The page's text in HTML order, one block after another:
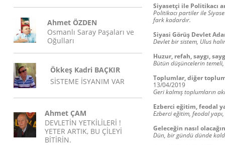
Ahmet ÖZDEN
Osmanlı Saray Paşaları ve
Oğulları
Ökkeş Kadri BAÇKIR
SİSTEME İSYANIM VAR
Ahmet ÇAM
DEVLETİN YETKİLİLERİ !
YETER ARTIK, BU ÇİLEYİ
BİTİRİN.
Siyasetçi ile Politikacı
Politikacı partiler ile
fark kadardır.
Siyasi Görüş Devlet
Devlet bir sistem, Ulus
Huzur, refah, saygı,
Bütün düşüncelerin
Toplumlar, diğer
13/04/2019
Geri kalmış toplumların
Ezberci eğitim, feodal
Ezberci eğitim, feodal
Geleceğin nasıl
Dün, bir gündü dünde